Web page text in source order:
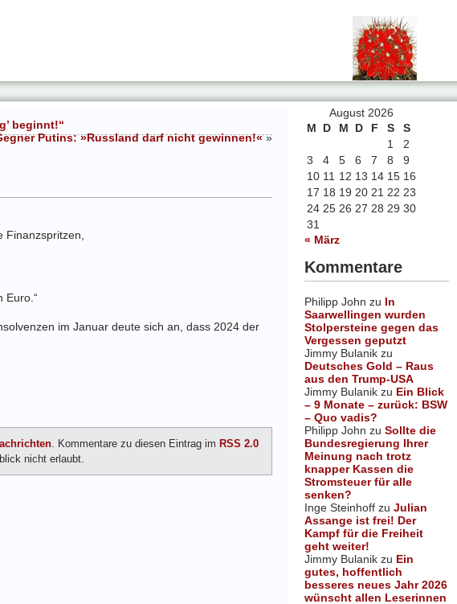
August 2026
M
D M D F S
S
1
2
3
4 5 6 7 8
9
10 11 12 13 14 15 16
17 18 19 20 21 22 23
24 25 26 27 28 29 30
31
« März
Kommentare
Philipp John zu In
Saarwellingen wurden
Stolpersteine gegen das
Vergessen geputzt
Jimmy Bulanik zu
Deutsches Gold – Raus
aus den Trump-USA
Jimmy Bulanik zu Ein Blick
– 9 Monate – zurück: BSW
– Quo vadis?
Philipp John zu Sollte die
Bundesregierung Ihrer
Meinung nach trotz
knapper Kassen die
Stromsteuer für alle
senken?
Inge Steinhoff zu Julian
Assange ist frei! Der
Kampf für die Freiheit
geht weiter!
Jimmy Bulanik zu Ein
gutes, hoffentlich
besseres neues Jahr 2026
wünscht allen Leserinnen
beginnt!“
Putins: »Russland darf nicht gewinnen!«»
Euro.“
im Januar deute sich an, dass 2024 der
. Kommentare zu diesen Eintrag im RSS 2.0
nicht erlaubt.